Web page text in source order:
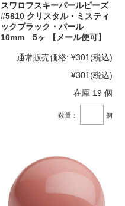
スワロフスキーパールビーズ
#5810 クリスタル・ミスティ
ックブラック・パール
10mm 5ヶ 【メール便可】
通常販売価格: ¥301(税込)
¥301(税込)
在庫 19 個
数量： 個